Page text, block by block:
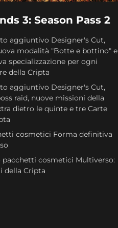
3: Season Pass 2
aggiuntivo Designer's Cut,
modalità "Botte e bottino" e
specializzazione per ogni
della Cripta
aggiuntivo Designer's Cut,
raid, nuove missioni della
dietro le quinte e tre Carte
cosmetici Forma definitiva
pacchetti cosmetici Multiverso:
della Cripta